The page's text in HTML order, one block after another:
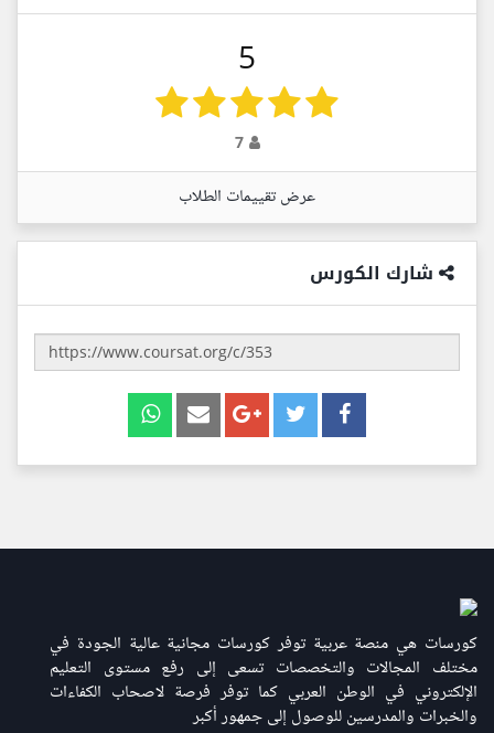
5
7
عرض تقييمات الطلاب
شارك الكورس
كورسات هي منصة عربية توفر كورسات مجانية عالية الجودة في
مختلف المجالات والتخصصات تسعى إلى رفع مستوى التعليم
الإلكتروني في الوطن العربي كما توفر فرصة لاصحاب الكفاءات
والخبرات والمدرسين للوصول إلى جمهور أكبر